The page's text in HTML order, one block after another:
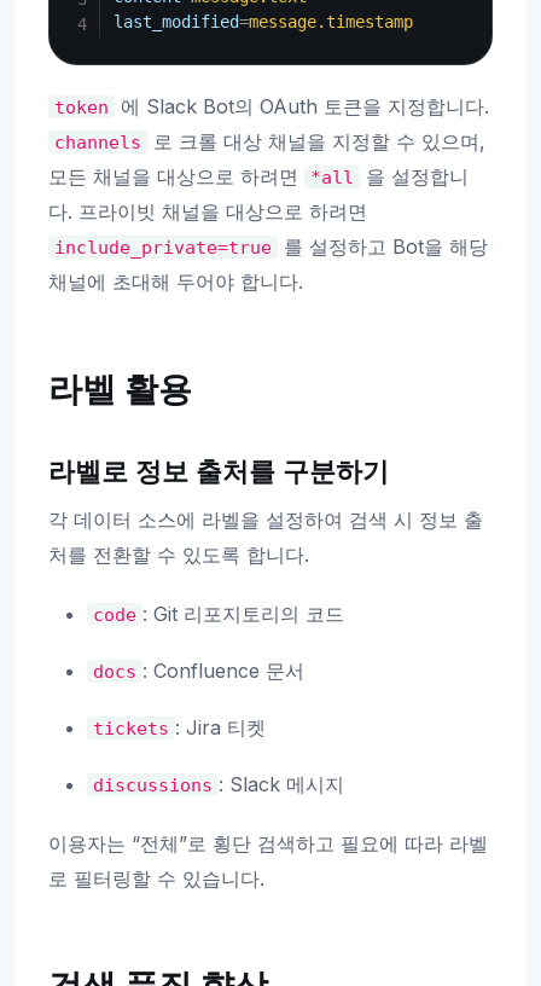
last_modified=message.timestamp
token 에 Slack Bot의 OAuth 토큰을 지정합니다.
channels
로 크롤 대상 채널을 지정할 수 있으며,
모든 채널을 대상으로 하려면
*all
을 설정합니
다. 프라이빗 채널을 대상으로 하려면
include_private=true
를 설정하고 Bot을 해당
채널에 초대해 두어야 합니다.
라벨 활용
라벨로 정보 출처를 구분하기
각 데이터 소스에 라벨을 설정하여 검색 시 정보 출
처를 전환할 수 있도록 합니다.
code : Git 리포지토리의 코드
docs : Confluence 문서
tickets : Jira 티켓
discussions : Slack 메시지
이용자는 “전체”로 횡단 검색하고 필요에 따라 라벨
로 필터링할 수 있습니다.